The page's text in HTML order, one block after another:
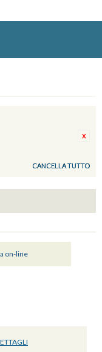
CANCELLA TUTTO
on-line